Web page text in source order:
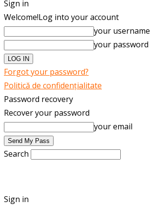
Sign in
Welcome!Log into your account
your username
your password
Forgot your password?
Politică de confidențialitate
Password recovery
Recover your password
your email
Search
Sign in